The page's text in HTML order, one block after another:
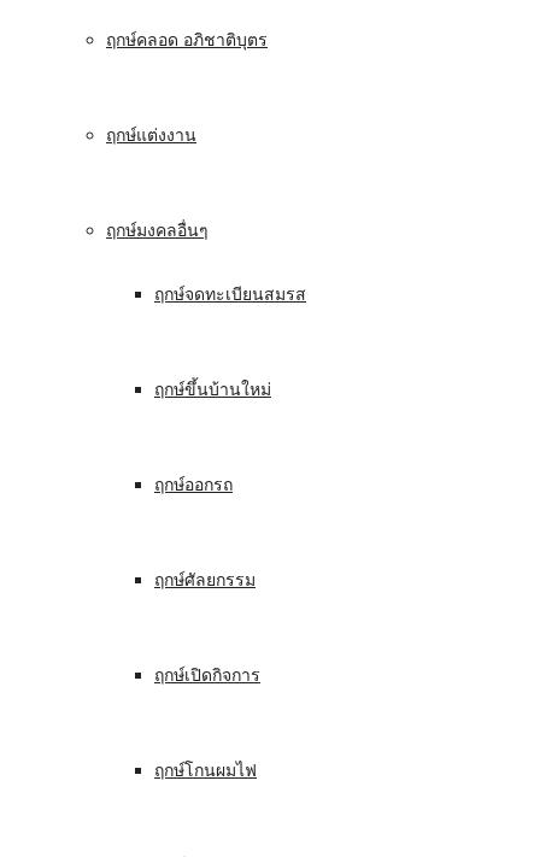
ฤกษ์คลอด อภิชาติบุตร
ฤกษ์แต่งงาน
ฤกษ์มงคลอื่นๆ
ฤกษ์จดทะเบียนสมรส
ฤกษ์ขึ้นบ้านใหม่
ฤกษ์ออกรถ
ฤกษ์ศัลยกรรม
ฤกษ์เปิดกิจการ
ฤกษ์โกนผมไฟ